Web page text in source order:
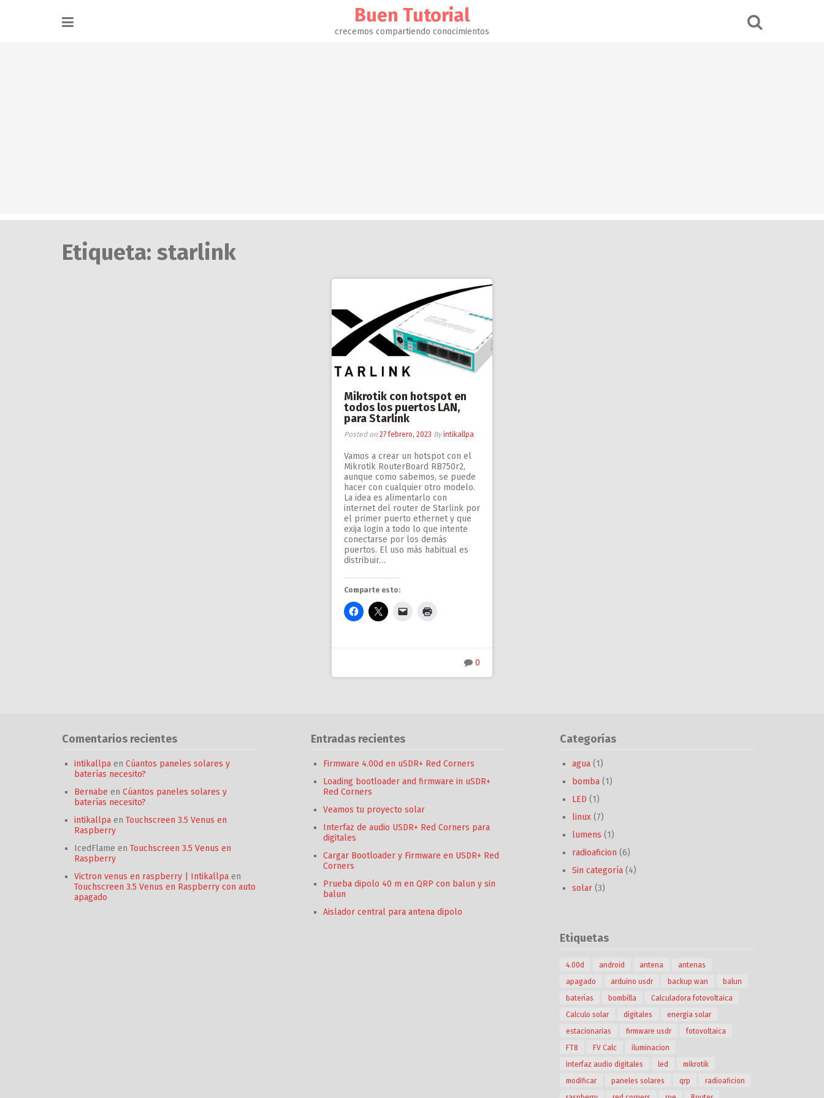
Buen Tutorial
crecemos compartiendo conocimientos
Etiqueta: starlink
Mikrotik con hotspot en
todos los puertos LAN,
para Starlink
Posted on 27 febrero, 2023 Byintikallpa
Vamos a crear un hotspot con el
Mikrotik RouterBoard RB750r2,
aunque como sabemos, se puede
hacer con cualquier otro modelo.
La idea es alimentarlo con
internet del router de Starlink por
el primer puerto ethernet y que
exija login a todo lo que intente
conectarse por los demás
puertos. El uso más habitual es
distribuir…
Comparte esto:
0
Comentarios recientes
intikallpa en Cúantos paneles solares y
baterías necesito?
Bernabe en Cúantos paneles solares y
baterías necesito?
intikallpa en Touchscreen 3.5 Venus en
Raspberry
IcedFlame en Touchscreen 3.5 Venus en
Raspberry
Victron venus en raspberry | Intikallpa en
Touchscreen 3.5 Venus en Raspberry con auto
apagado
Entradas recientes
Firmware 4.00d en uSDR+ Red Corners
Loading bootloader and firmware in uSDR+
Red Corners
Veamos tu proyecto solar
Interfaz de audio USDR+ Red Corners para
digitales
Cargar Bootloader y Firmware en USDR+ Red
Corners
Prueba dipolo 40 m en QRP con balun y sin
balun
Aislador central para antena dipolo
Categorías
agua (1)
bomba (1)
LED (1)
linux (7)
lumens (1)
radioaficion (6)
Sin categoría (4)
solar (3)
Etiquetas
4.00d android antena
antenas
apagado
arduino usdr backup wan
balun
baterías
bombilla
Calculadora fotovoltaica
Calculo solar
digitales
energia solar
estacionarias
firmware usdr
fotovoltaica
FT8
FV Calc
iluminacion
interfaz audio digitales
led
mikrotik
modificar
paneles solares qrp
radioaficion